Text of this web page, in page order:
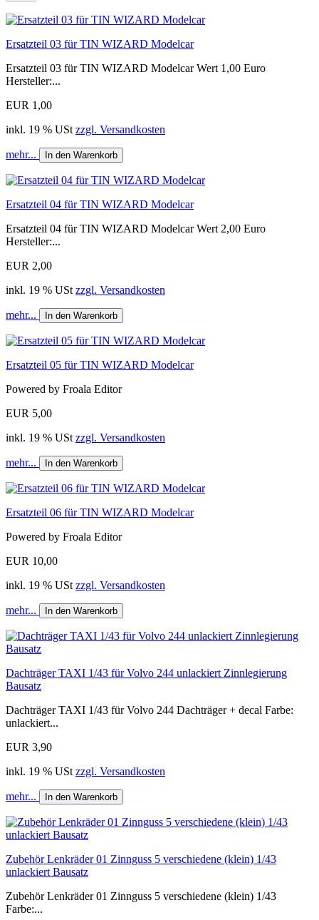
Ersatzteil 03 für TIN WIZARD Modelcar
Ersatzteil 03 für TIN WIZARD Modelcar Wert 1,00 Euro
Hersteller:...
EUR 1,00
inkl. 19 % USt zzgl. Versandkosten
mehr... In den Warenkorb
Ersatzteil 04 für TIN WIZARD Modelcar
Ersatzteil 04 für TIN WIZARD Modelcar Wert 2,00 Euro
Hersteller:...
EUR 2,00
inkl. 19 % USt zzgl. Versandkosten
mehr... In den Warenkorb
Ersatzteil 05 für TIN WIZARD Modelcar
Powered by Froala Editor
EUR 5,00
inkl. 19 % USt zzgl. Versandkosten
mehr... In den Warenkorb
Ersatzteil 06 für TIN WIZARD Modelcar
Powered by Froala Editor
EUR 10,00
inkl. 19 % USt zzgl. Versandkosten
mehr... In den Warenkorb
Dachträger TAXI 1/43 für Volvo 244 unlackiert Zinnlegierung
Bausatz
Dachträger TAXI 1/43 für Volvo 244 Dachträger + decal Farbe:
unlackiert...
EUR 3,90
inkl. 19 % USt zzgl. Versandkosten
mehr... In den Warenkorb
Zubehör Lenkräder 01 Zinnguss 5 verschiedene (klein) 1/43
unlackiert Bausatz
Zubehör Lenkräder 01 Zinnguss 5 verschiedene (klein) 1/43
Farbe:...